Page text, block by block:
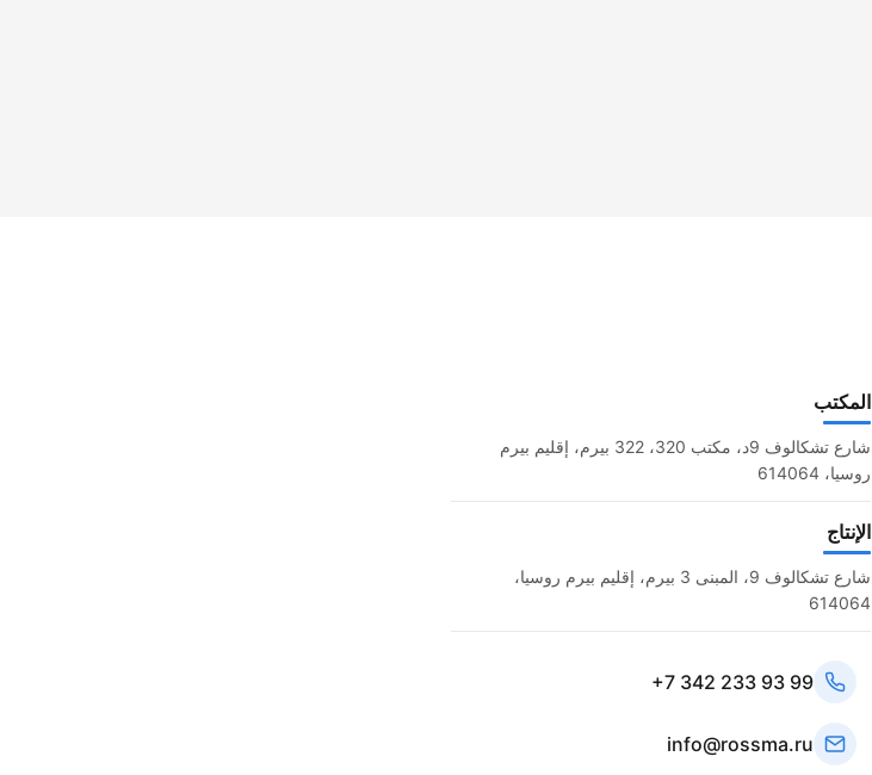
المكتب
شارع تشكالوف 9د، مكتب 320، 322 بيرم، إقليم بيرم
روسيا، 614064
الإنتاج
شارع تشكالوف 9، المبنى 3 بيرم، إقليم بيرم روسيا،
614064
+7 342 233 93 99
info@rossma.ru